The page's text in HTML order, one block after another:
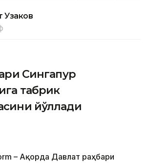
Узаков
Сингапур
табрик
йўллади
– Ақорда Давлат раҳбари